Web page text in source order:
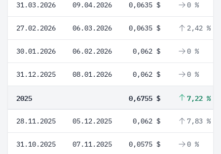
31.03.2026 09.04.2026 0,0635 $ 0 %
27.02.2026 06.03.2026 0,0635 $ 2,42 %
30.01.2026 06.02.2026 0,062 $ 0 %
31.12.2025 08.01.2026 0,062 $ 0 %
2025 0,6755 $ 7,22 %
28.11.2025 05.12.2025 0,062 $ 7,83 %
31.10.2025 07.11.2025 0,0575 $ 0 %